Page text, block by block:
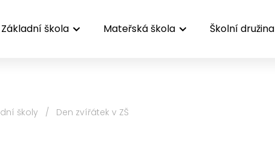
Základní škola Mateřská škola Školní družina
školy / Den zvířátek v ZŠ